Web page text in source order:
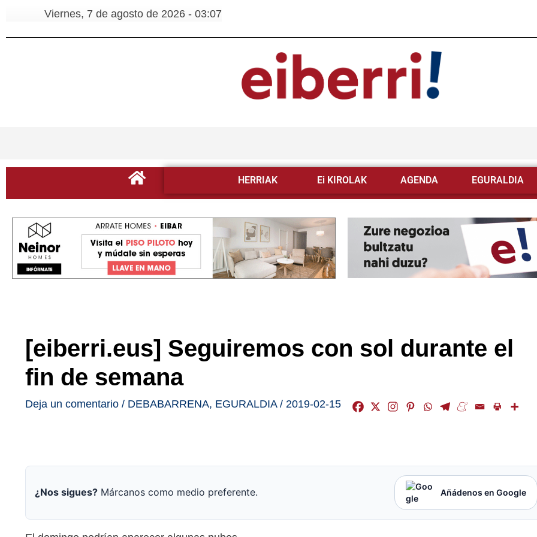
Viernes, 7 de agosto de 2026 - 03:07
HERRIAK Ei KIROLAK AGENDA EGURALDIA
[eiberri.eus] Seguiremos con sol durante el
fin de semana
Deja un comentario / DEBABARRENA, EGURALDIA/ 2019-02-15
¿Nos sigues? Márcanos como medio preferente. Añádenos en Google